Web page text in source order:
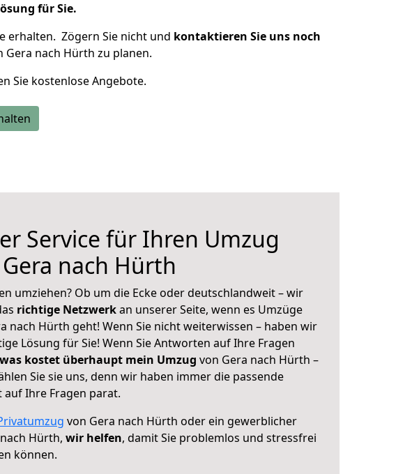
für Sie.
erhalten. Zögern Sie nicht und kontaktieren Sie uns noch
nach Hürth zu planen.
Sie kostenlose Angebote.
Service für Ihren Umzug
nach Hürth
umziehen? Ob um die Ecke oder deutschlandweit – wir
richtige Netzwerkan unserer Seite, wenn es Umzüge
nach Hürth geht! Wenn Sie nicht weiterwissen – haben wir
Lösung für Sie! Wenn Sie Antworten auf Ihre Fragen
was kostet überhaupt mein Umzug von Gera nach Hürth –
Sie sie uns, denn wir haben immer die passende
Ihre Fragen parat.
von Gera nach Hürth oder ein gewerblicher
Hürth, wir helfen, damit Sie problemlos und stressfrei
können.